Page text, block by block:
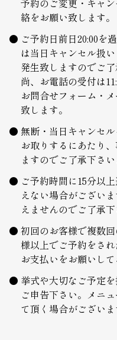
予約のご変更・キャ
絡をお願い致します。
ご予約日前日20:00を
は当日キャンセル扱
発生致しますのでご了
尚、お電話の受付は
お問合せフォーム・
致します。
無断・当日キャンセ
お取りするにあたり
ますのでご了承下さい
ご予約時間に15分以
えない場合がござい
えませんのでご了承下
初回のお客様で複数
様以上でご予約をさ
お支払いをお願いして
挙式や大切なご予定
ご申告下さい。メニ
て頂く場合がございま